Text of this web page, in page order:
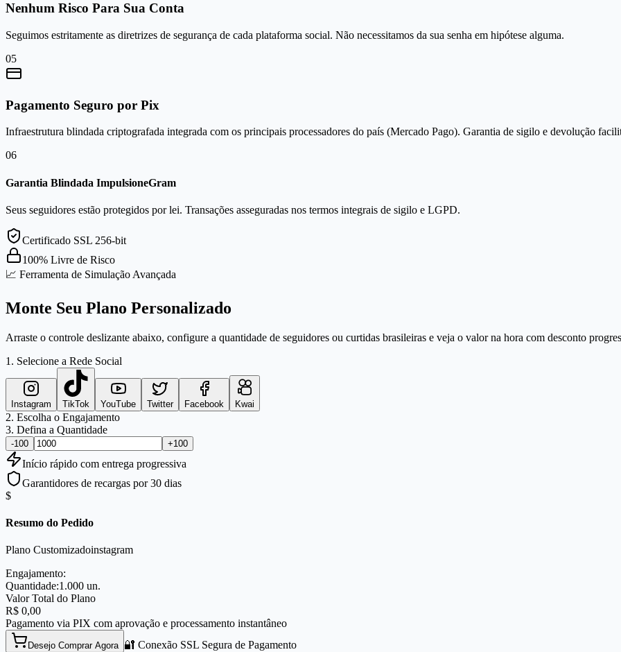
Nenhum Risco Para Sua Conta
Seguimos estritamente as diretrizes de segurança de cada plataforma social. Não necessitamos da sua senha em hipótese alguma.
05
Pagamento Seguro por Pix
Infraestrutura blindada criptografada integrada com os principais processadores do país (Mercado Pago). Garantia de sigilo e devolução
06
Garantia Blindada ImpulsioneGram
Seus seguidores estão protegidos por lei. Transações asseguradas nos termos integrais de sigilo e LGPD.
Certificado SSL 256-bit
100% Livre de Risco
📈 Ferramenta de Simulação Avançada
Monte Seu Plano Personalizado
Arraste o controle deslizante abaixo, configure a quantidade de seguidores ou curtidas brasileiras e veja o valor na hora com desconto
1. Selecione a Rede Social
Instagram TikTok YouTube Twitter Facebook Kwai
2. Escolha o Engajamento
3. Defina a Quantidade
-100 +100
Início rápido com entrega progressiva
Garantidores de recargas por 30 dias
$
Resumo do Pedido
Plano Customizadoinstagram
Engajamento:
Quantidade:1.000 un.
Valor Total do Plano
R$ 0,00
Pagamento via PIX com aprovação e processamento instantâneo
Desejo Comprar Agora 🔐 Conexão SSL Segura de Pagamento